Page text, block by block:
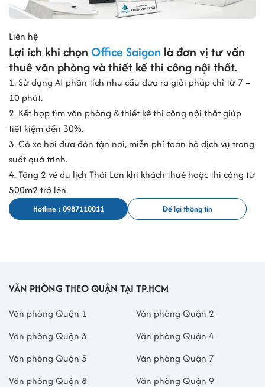
Liên hệ
Lợi ích khi chọn Office Saigon là đơn vị tư vấn
thuê văn phòng và thiết kế thi công nội thất.
1. Sử dụng AI phân tích nhu cầu đưa ra giải pháp chỉ từ 7 –
10 phút.
2. Kết hợp tìm văn phòng & thiết kế thi công nội thất giúp
tiết kiệm đến 30%.
3. Có xe hơi đưa đón tận nơi, miễn phí toàn bộ dịch vụ trong
suốt quá trình.
4. Tặng 2 vé du lịch Thái Lan khi khách thuê hoặc thi công từ
500m2 trở lên.
Hotline : 0987110011 Để lại thông tin
VĂN PHÒNG THEO QUẬN TẠI TP.HCM
Văn phòng Quận 1
Văn phòng Quận 2
Văn phòng Quận 3
Văn phòng Quận 4
Văn phòng Quận 5
Văn phòng Quận 7
Văn phòng Quận 8
Văn phòng Quận 9